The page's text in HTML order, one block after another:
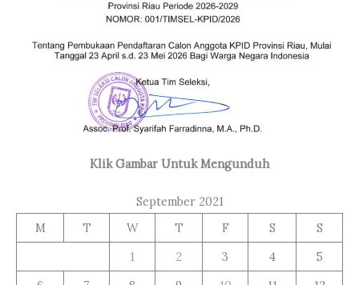
Klik Gambar Untuk Mengunduh
September 2021
M
T W T F S
S
1
2 3 4
5